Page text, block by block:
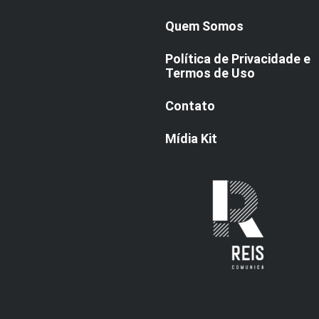
Quem Somos
Política de Privacidade e
Termos de Uso
Contato
Mídia Kit